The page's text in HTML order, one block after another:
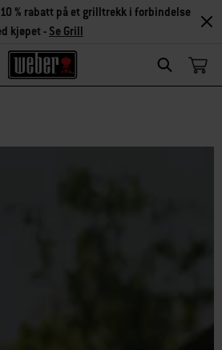
Search
% rabatt på et grilltrekk i forbindelse
kjøpet - Se Grill